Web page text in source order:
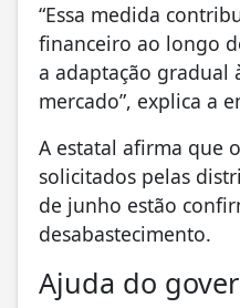
“Essa medida
financeiro ao longo
a adaptação gradual
mercado”, explica a
A estatal afirma que
solicitados pelas
de junho estão
desabastecimento.
Ajuda do